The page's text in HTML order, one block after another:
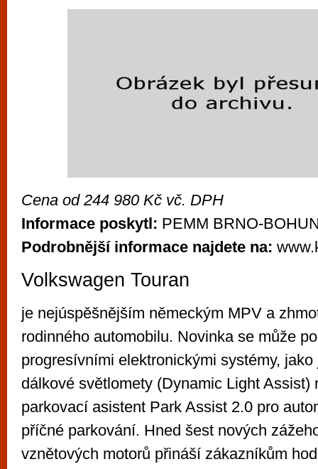
Cena od 244 980 Kč vč. DPH
Informace poskytl: PEMM BRNO-
Podrobnější informace najdete na:
Volkswagen Touran
je nejúspěšnějším německým MPV a
rodinného automobilu. Novinka se může
progresívními elektronickými systémy,
dálkové světlomety (Dynamic Light Assist)
parkovací asistent Park Assist 2.0 pro
příčné parkování. Hned šest nových
vznětových motorů přináší zákazníkům